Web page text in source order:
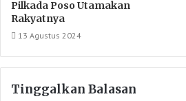
Pilkada Poso Utamakan
Rakyatnya
13 Agustus 2024
Tinggalkan Balasan